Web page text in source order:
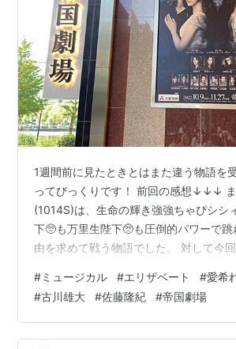
1週間前に見たときとはまた違う物語を
ってびっくりです！ 前回の感想↓↓↓
(1014S)は、生命の輝き強強ちゃぴシシ
下🥺も万里生陛下🥺も圧倒的パワーで跳
由を求めて戦う物語でした。 対して今
古川トート閣下や権威主義に絡め取られ
を相手に一進一退の攻防を繰り広げ、シ
く先は・・・という話でした。 特にシ
ワーバランスがかなり違っていた印象
#ミュージカル #エリザベート #愛希
#古川雄大 #佐藤隆紀 #帝国劇場